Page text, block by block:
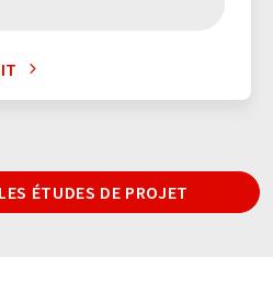
ÉTUDES DE PROJET